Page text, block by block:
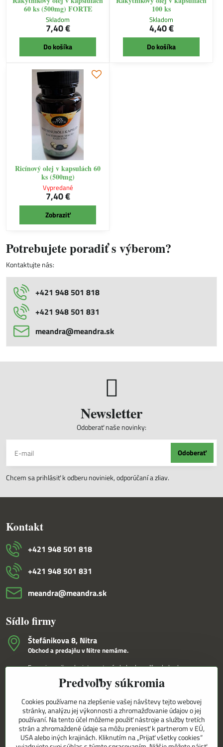
60 ks (500mg) FORTE
Skladom
7,40 €
Do košíka
100 ks
Skladom
4,40 €
Do košíka
Ricínový olej v kapsulách 60
ks (500mg)
Vypredané
7,40 €
Zobraziť
Potrebujete poradiť s výberom?
Kontaktujte nás:
+421 948 501 818
+421 948 501 831
meandra​@meandra​.sk
Newsletter
Odoberať naše novinky:
Odoberať
Chcem sa prihlásiť k odberu noviniek, odporúčaní a zliav.
Kontakt
+421 948 501 818
+421 948 501 831
meandra​@meandra​.sk
Sídlo firmy
Štefánikova 8, Nitra
Obchod a predajňu v Nitre nemáme.
Fungujeme iba ako internetový obchod a veľkoobchod.
V Nitre Vám tovar dovezieme osobne na základe internetovej
objednávky a telefonického dohovoru.
Korešpondenčná adresa
MEANDRA,s.r.o.
P.O.BOX 8/D
949 01 Nitra
Predvoľby súkromia
Cookies používame na zlepšenie vašej návštevy tejto webovej
stránky, analýzu jej výkonnosti a zhromažďovanie údajov o jej
používaní. Na tento účel môžeme použiť nástroje a služby tretích
strán a zhromaždené údaje sa môžu preniesť k partnerom v EÚ,
USA alebo iných krajinách. Kliknutím na „Prijať všetky cookies“